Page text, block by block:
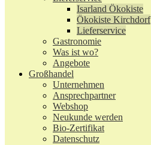
Isarland Ökokiste
Ökokiste Kirchdorf
Lieferservice
Gastronomie
Was ist wo?
Angebote
Großhandel
Unternehmen
Ansprechpartner
Webshop
Neukunde werden
Bio-Zertifikat
Datenschutz